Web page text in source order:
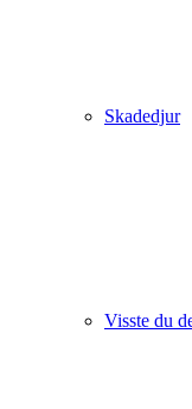
Skadedjur
Visste du